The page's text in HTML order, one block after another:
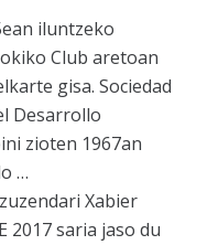
iluntzeko
Club aretoan
gisa. Sociedad
Desarrollo
zioten 1967an
…
Xabier
2017 saria jaso du